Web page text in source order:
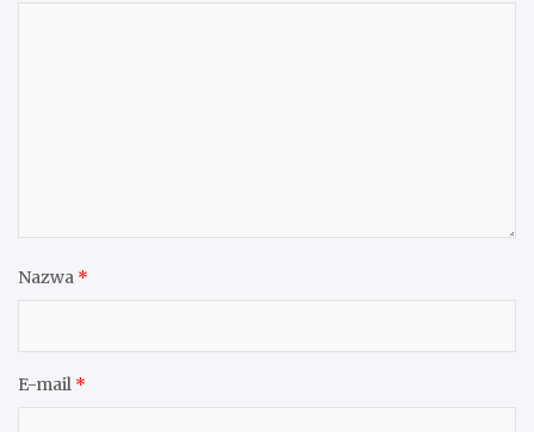
Nazwa *
E-mail *